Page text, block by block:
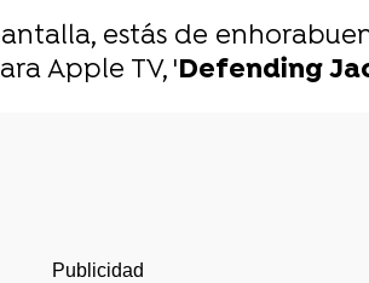
estás de
Apple TV, 'Defending